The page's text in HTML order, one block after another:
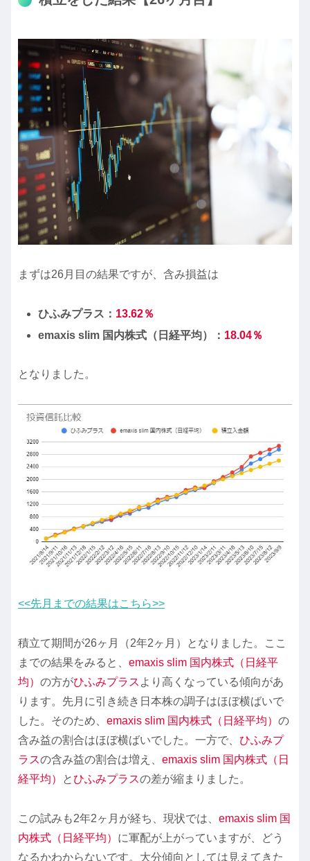
まずは26月目の結果ですが、含み損益は
ひふみプラス： 13.62％
emaxis slim 国内株式（日経平均）： 18.04％
となりました。
<<先月までの結果はこちら>>
積立て期間が26ヶ月（2年2ヶ月）となりました。ここ
までの結果をみると、 emaxis slim 国内株式（日経平
均） の方がひふみプラス より高くなっている傾向があ
ります。先月に引き続き日本株の調子はほぼ横ばいで
した。そのため、 emaxis slim 国内株式（日経平均） の
含み益の割合はほぼ横ばいでした。一方で、 ひふみプ
ラスの含み益の割合は増え、 emaxis slim 国内株式（日
経平均）
とひふみプラスの差が縮まりました。
この試みも2年2ヶ月が経ち、現状では、 emaxis slim 国
内株式（日経平均） に軍配が上がっていますが、どう
なるかわからないです。大分傾向としては見えてきた